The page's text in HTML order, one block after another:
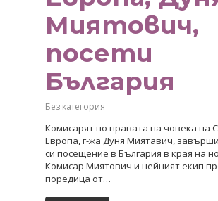
Миятович,
посети
България
Без категория
Комисарят по правата на човека на
Европа, г-жа Дуня Миятавич,
си посещение в България в края на
Комисар Миятович и нейният екип
поредица от…